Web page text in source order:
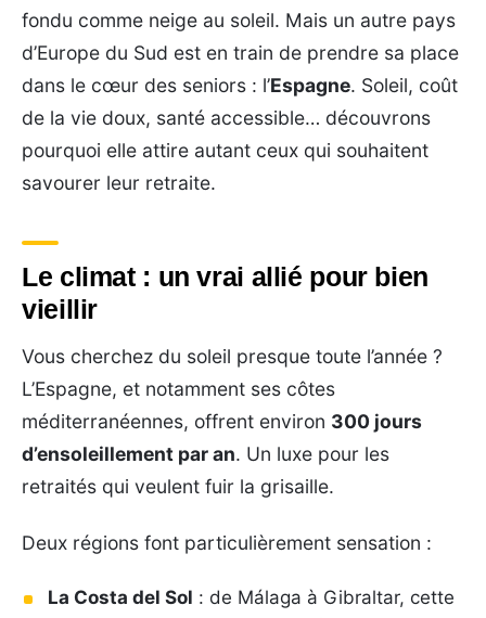
fondu comme neige au soleil. Mais un autre pays
d’Europe du Sud est en train de prendre sa place
dans le cœur des seniors : l’Espagne. Soleil, coût
de la vie doux, santé accessible… découvrons
pourquoi elle attire autant ceux qui souhaitent
savourer leur retraite.
Le climat : un vrai allié pour bien
vieillir
Vous cherchez du soleil presque toute l’année ?
L’Espagne, et notamment ses côtes
méditerranéennes, offrent environ 300 jours
d’ensoleillement par an. Un luxe pour les
retraités qui veulent fuir la grisaille.
Deux régions font particulièrement sensation :
La Costa del Sol : de Málaga à Gibraltar, cette